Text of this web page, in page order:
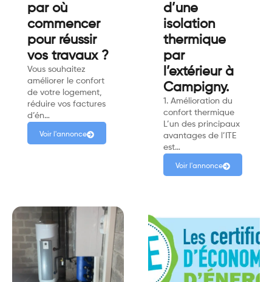
par où
commencer
pour réussir
vos travaux ?
Vous souhaitez
améliorer le confort
de votre logement,
réduire vos factures
d’én…
Voir l'annonce
d’une
isolation
thermique
par
l’extérieur à
Campigny.
1. Amélioration du
confort thermique
L’un des principaux
avantages de l’ITE
est…
Voir l'annonce